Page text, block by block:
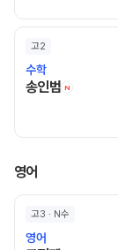
고2
수학
송인범 N 송인
영어
고3 · N수
영어